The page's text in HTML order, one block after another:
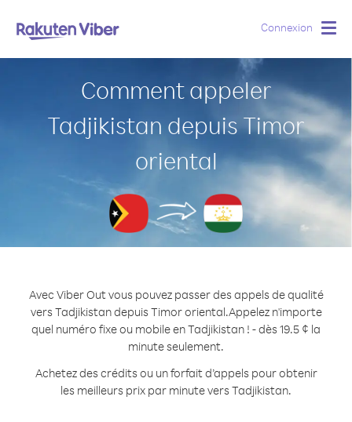
Connexion
Comment appeler
Tadjikistan depuis Timor
oriental
Avec Viber Out vous pouvez passer des appels de qualité
vers Tadjikistan depuis Timor oriental.Appelez n'importe
quel numéro fixe ou mobile en Tadjikistan ! - dès 19.5 ¢ la
minute seulement.
Achetez des crédits ou un forfait d’appels pour obtenir
les meilleurs prix par minute vers Tadjikistan.